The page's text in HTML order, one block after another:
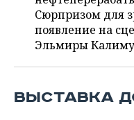
ФИГУРНОЕ КАТАНИЕ
ВОДНЫЕ ВИДЫ
МЕДИЦИНА
ОБРАЗОВАНИЕ
Сюрпризом для
появление на
Эльмиры
ВЫСТАВКА